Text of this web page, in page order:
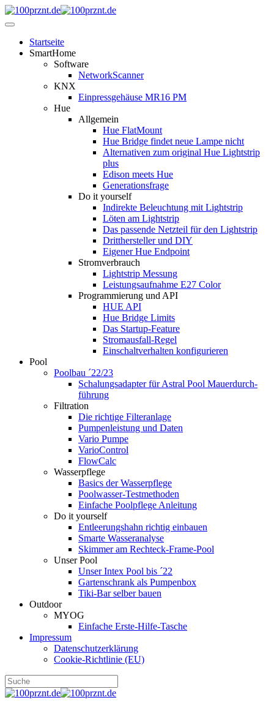
Startseite
SmartHome
Software
NetworkScanner
KNX
Einpressgehäuse MR16 PM
Hue
Allgemein
Hue FlatMount
Hue Bridge findet neue Lampe nicht
Alternativen zum original Hue Lightstrip
plus
Edison meets Hue
Generationsfrage
Do it yourself
Indirekte Beleuchtung mit Lightstrip
Löten am Lightstrip
Das passende Netzteil für den Lightstrip
Dritthersteller und DIY
Eigener Hue Endpoint
Stromverbrauch
Lightstrip Messung
Leistungsaufnahme E27 Color
Programmierung und API
HUE API
Hue Bridge Limits
Das Startup-Feature
Stromausfall-Regel
Einschaltverhalten konfigurieren
Pool
Poolbau ´22/23
Schalungs­adapter für Astral Pool Mauer­durch­
führung
Filtration
Die richtige Filter­anlage
Pumpenleistung und Daten
Vario Pumpe
Vario­Control
FlowCalc
Wasserpflege
Basics der Wasserpflege
Poolwasser-Testmethoden
Einfache Poolpflege Anleitung
Do it yourself
Ent­leerungs­hahn richtig einbauen
Smarte Wasseranalyse
Skimmer am Rechteck-Frame-Pool
Unser Pool
Unser Intex Pool bis ´22
Gartenschrank als Pumpenbox
Tiki-Bar selber bauen
Outdoor
MYOG
Einfache Erste-Hilfe-Tasche
Impressum
Datenschutzerklärung
Cookie-Richtlinie (EU)